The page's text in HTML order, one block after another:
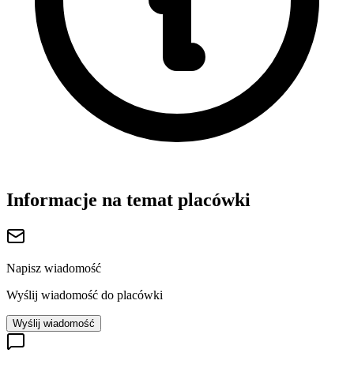
Informacje na temat placówki
Napisz wiadomość
Wyślij wiadomość do placówki
Wyślij wiadomość